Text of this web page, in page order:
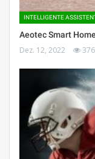
INTELLIGENTE
Aeotec Smart
Dez. 12, 2022 376